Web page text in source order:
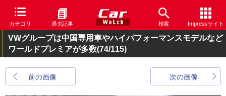
カテゴリ 過去記事 検索 Impressサイト
VWグループは中国専用車やハイパフォーマンスモデルなど
ワールドプレミアが多数(74/115)
前の画像 次の画像